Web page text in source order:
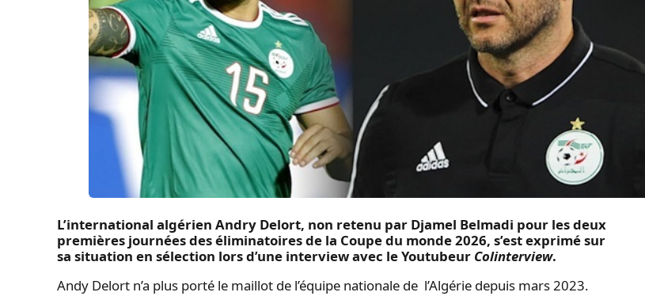
L’international algérien Andry Delort, non retenu par Djamel Belmadi pour les deux
premières journées des éliminatoires de la Coupe du monde 2026, s’est exprimé sur
sa situation en sélection lors d’une interview avec le Youtubeur Colinterview.
Andy Delort n’a plus porté le maillot de l’équipe nationale de l’Algérie depuis mars 2023.